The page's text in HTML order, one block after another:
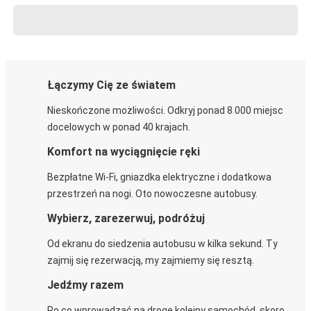
Łączymy Cię ze światem
Nieskończone możliwości. Odkryj ponad 8 000 miejsc
docelowych w ponad 40 krajach.
Komfort na wyciągnięcie ręki
Bezpłatne Wi-Fi, gniazdka elektryczne i dodatkowa
przestrzeń na nogi. Oto nowoczesne autobusy.
Wybierz, zarezerwuj, podróżuj
Od ekranu do siedzenia autobusu w kilka sekund. Ty
zajmij się rezerwacją, my zajmiemy się resztą.
Jedźmy razem